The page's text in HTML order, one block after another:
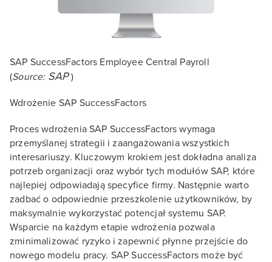
SAP SuccessFactors Employee Central Payroll
(Source: SAP)
Wdrożenie SAP SuccessFactors
Proces wdrożenia SAP SuccessFactors wymaga
przemyślanej strategii i zaangażowania wszystkich
interesariuszy. Kluczowym krokiem jest dokładna analiza
potrzeb organizacji oraz wybór tych modułów SAP, które
najlepiej odpowiadają specyfice firmy. Następnie warto
zadbać o odpowiednie przeszkolenie użytkowników, by
maksymalnie wykorzystać potencjał systemu SAP.
Wsparcie na każdym etapie wdrożenia pozwala
zminimalizować ryzyko i zapewnić płynne przejście do
nowego modelu pracy. SAP SuccessFactors może być